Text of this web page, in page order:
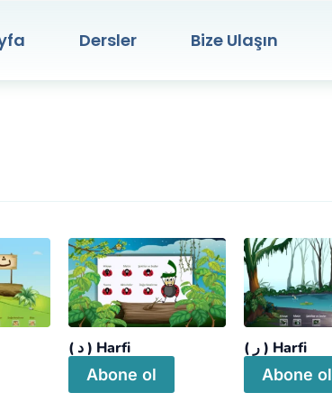
Dersler Bize Ulaşın
( د ) Harfi
Abone ol
( ر ) Harfi
Abone ol